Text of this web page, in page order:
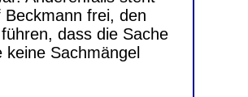
Beckmann frei, den
dass die Sache
keine Sachmängel